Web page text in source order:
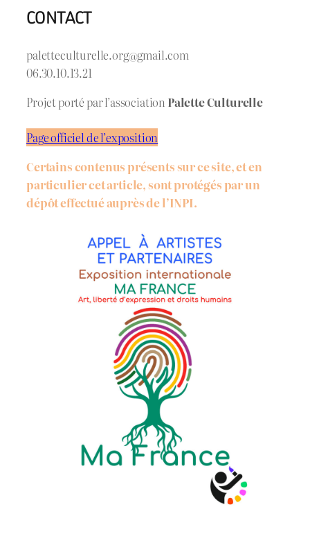
CONTACT
paletteculturelle.org@gmail.com
06.30.10.13.21
Projet porté par l’association Palette Culturelle
Page officiel de l’exposition
Certains contenus présents sur ce site, et en
particulier cet article, sont protégés par un
dépôt effectué auprès de l’INPI.